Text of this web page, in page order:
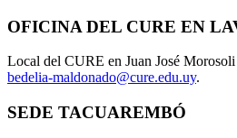
OFICINA DEL CURE EN
Local del CURE en Juan José
bedelia-maldonado@cure.edu.uy.
SEDE TACUAREMBÓ